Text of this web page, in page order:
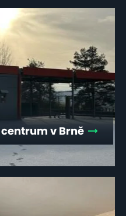
v Brně